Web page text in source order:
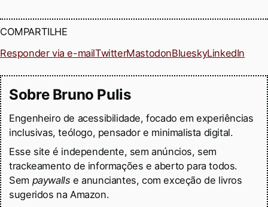
COMPARTILHE
Responder via e-mailTwitterMastodonBlueskyLinkedIn
Sobre Bruno Pulis
Engenheiro de acessibilidade, focado em experiências
inclusivas, teólogo, pensador e minimalista digital.
Esse site é independente, sem anúncios, sem
trackeamento de informações e aberto para todos.
Sem paywalls e anunciantes, com exceção de livros
sugeridos na Amazon.